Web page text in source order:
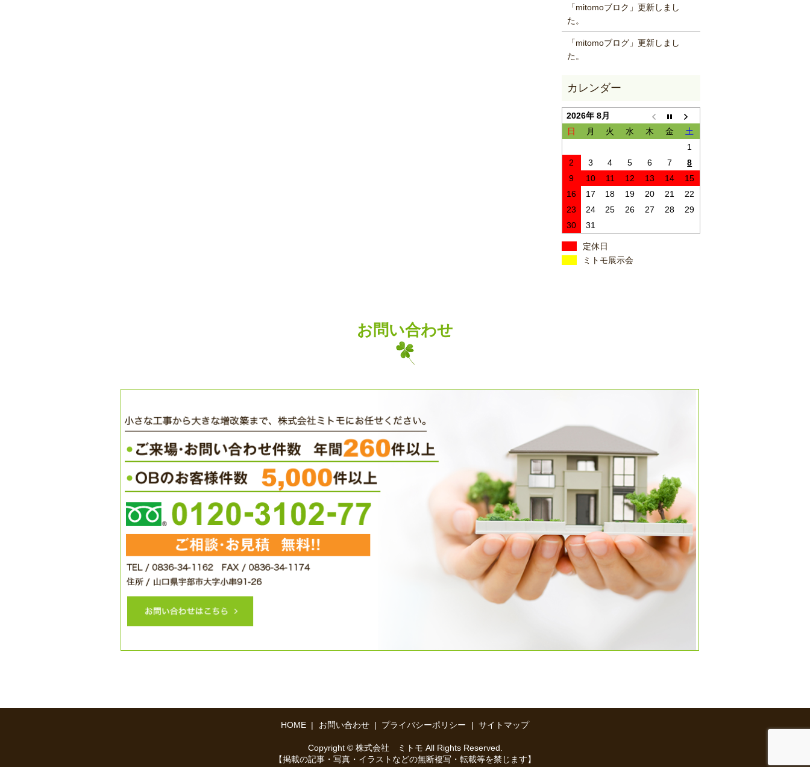
「mitomoブロク」更新しまし
た。
「mitomoブログ」更新しまし
た。
2026年 8月
日
月 火 水 木 金
土
1
2
3 4 5 6 7
8
9
10 11 12 13 14
15
16
17 18 19 20 21
22
23
24 25 26 27 28
29
30
31
定休日
ミトモ展示会
お問い合わせ
HOME お問い合わせ プライバシーポリシー サイトマップ
Copyright © 株式会社 ミトモ All Rights Reserved.
【掲載の記事・写真・イラストなどの無断複写・転載等を禁じます】